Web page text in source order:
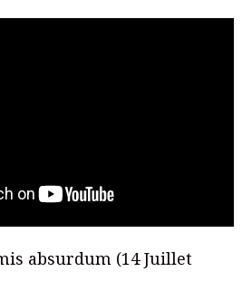
absurdum (14 Juillet